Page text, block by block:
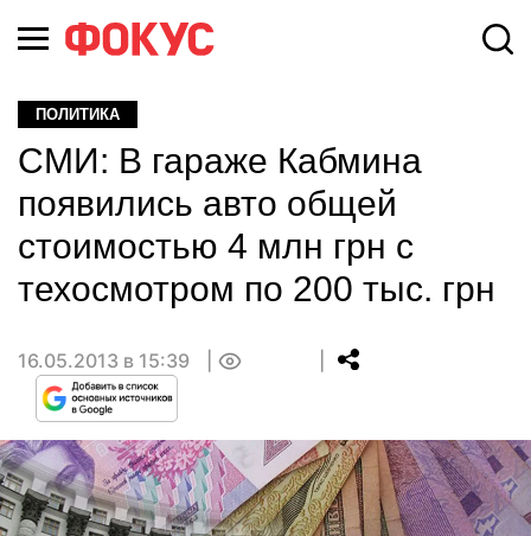
ПОЛИТИКА
СМИ: В гараже Кабмина
появились авто общей
стоимостью 4 млн грн с
техосмотром по 200 тыс. грн
16.05.2013 в 15:39